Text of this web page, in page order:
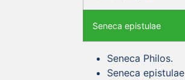
Seneca epistulae
Seneca Philos.
Seneca epistulae